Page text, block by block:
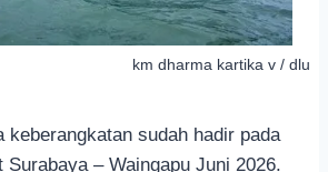
km dharma kartika v / dlu
keberangkatan sudah hadir pada
Surabaya – Waingapu Juni 2026.